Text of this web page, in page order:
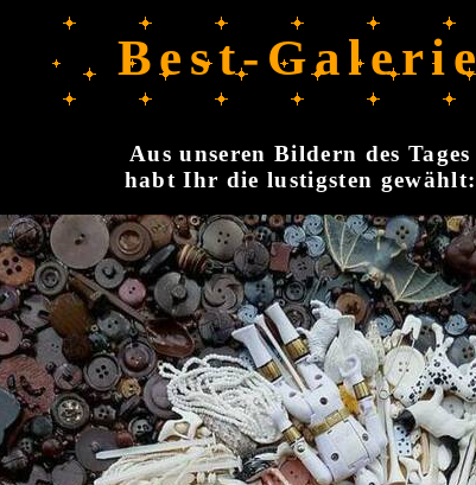
Best-Galerie
Aus unseren Bildern des Tages
habt Ihr die lustigsten gewählt: